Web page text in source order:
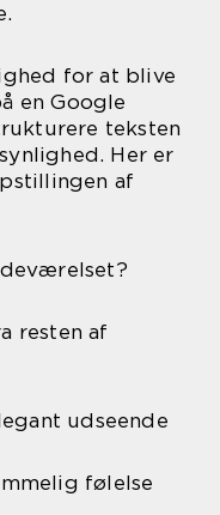
for at blive
en Google
teksten
Her er
af
resten af
udseende
følelse